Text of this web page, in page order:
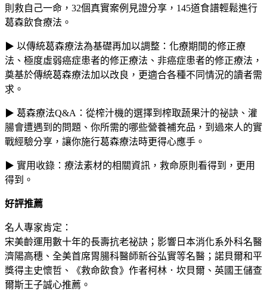
則救自己一命，32個真實案例見證分享，145道食譜輕鬆進行
葛森飲食療法。
▶ 以傳統葛森療法為基礎再加以調整：化療期間的修正療
法、極度虛弱癌症患者的修正療法、非癌症患者的修正療法，
奠基於傳統葛森療法加以改良，更適合各種不同情況的讀者需
求。
▶ 葛森療法Q&A：從榨汁機的選擇到榨取蔬果汁的祕訣、灌
腸會遭遇到的問題、你所需的哪些營養補充品，到過來人的實
戰經驗分享，讓你施行葛森療法時更得心應手。
▶ 實用收錄：療法素材的相關資訊，救命原則看得到，更用
得到。
好評推薦
名人專家肯定：
宋美齡運用數十年的長壽抗老祕訣；影響日本消化系外科名醫
濟陽高穗、全美首席胃腸科醫師新谷弘實等名醫；諾貝爾和平
獎得主史懷哲、《救命飲食》作者柯林．坎貝爾、英國王儲查
爾斯王子誠心推薦。